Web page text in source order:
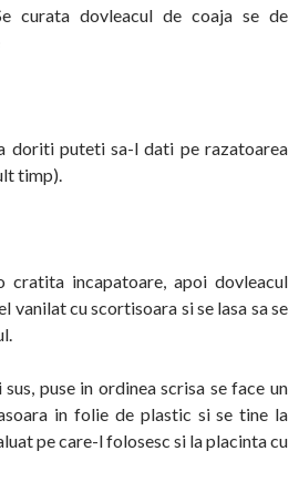
curata dovleacul de coaja se de
doriti puteti sa-l dati pe razatoarea
timp).
cratita incapatoare, apoi dovleacul
vanilat cu scortisoara si se lasa sa se
puse in ordinea scrisa se face un
in folie de plastic si se tine la
pe care-l folosesc si la placinta cu